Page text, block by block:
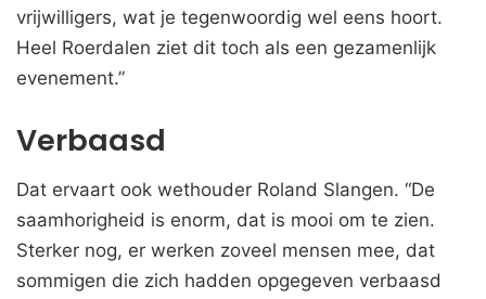
vrijwilligers, wat je tegenwoordig wel eens hoort.
Heel Roerdalen ziet dit toch als een gezamenlijk
evenement.”
Verbaasd
Dat ervaart ook wethouder Roland Slangen. “De
saamhorigheid is enorm, dat is mooi om te zien.
Sterker nog, er werken zoveel mensen mee, dat
sommigen die zich hadden opgegeven verbaasd